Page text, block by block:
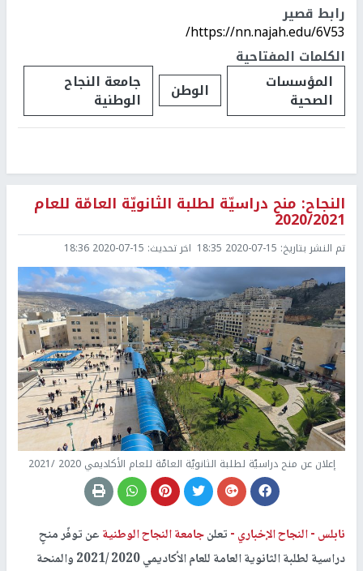
رابط قصير
https://nn.najah.edu/6V53/
الكلمات المفتاحية
المؤسسات
الصحية الوطن جامعة النجاح
الوطنية
النجاح: منح دراسيّة لطلبة الثانويّة العامّة للعام
2020/2021
تم النشر بتاريخ: 2020-07-15 18:35 اخر تحديث: 2020-07-15 18:36
إعلان عن منح دراسيّة لطلبة الثانويّة العامّة للعام الأكاديمي 2020 /2021
نابلس -النجاح الإخباري -تعلنجامعة النجاح الوطنيةعن توفّر منحٍ
دراسية لطلبة الثانوية العامة للعام الأكاديمي 2020 /2021 والمنحة